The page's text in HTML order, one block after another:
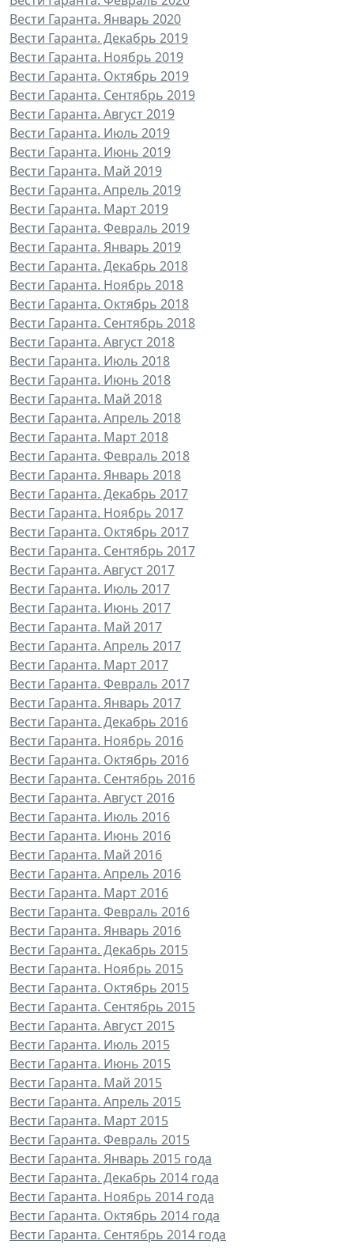
Вести Гаранта. Январь 2020
Вести Гаранта. Декабрь 2019
Вести Гаранта. Ноябрь 2019
Вести Гаранта. Октябрь 2019
Вести Гаранта. Сентябрь 2019
Вести Гаранта. Август 2019
Вести Гаранта. Июль 2019
Вести Гаранта. Июнь 2019
Вести Гаранта. Май 2019
Вести Гаранта. Апрель 2019
Вести Гаранта. Март 2019
Вести Гаранта. Февраль 2019
Вести Гаранта. Январь 2019
Вести Гаранта. Декабрь 2018
Вести Гаранта. Ноябрь 2018
Вести Гаранта. Октябрь 2018
Вести Гаранта. Сентябрь 2018
Вести Гаранта. Август 2018
Вести Гаранта. Июль 2018
Вести Гаранта. Июнь 2018
Вести Гаранта. Май 2018
Вести Гаранта. Апрель 2018
Вести Гаранта. Март 2018
Вести Гаранта. Февраль 2018
Вести Гаранта. Январь 2018
Вести Гаранта. Декабрь 2017
Вести Гаранта. Ноябрь 2017
Вести Гаранта. Октябрь 2017
Вести Гаранта. Сентябрь 2017
Вести Гаранта. Август 2017
Вести Гаранта. Июль 2017
Вести Гаранта. Июнь 2017
Вести Гаранта. Май 2017
Вести Гаранта. Апрель 2017
Вести Гаранта. Март 2017
Вести Гаранта. Февраль 2017
Вести Гаранта. Январь 2017
Вести Гаранта. Декабрь 2016
Вести Гаранта. Ноябрь 2016
Вести Гаранта. Октябрь 2016
Вести Гаранта. Сентябрь 2016
Вести Гаранта. Август 2016
Вести Гаранта. Июль 2016
Вести Гаранта. Июнь 2016
Вести Гаранта. Май 2016
Вести Гаранта. Апрель 2016
Вести Гаранта. Март 2016
Вести Гаранта. Февраль 2016
Вести Гаранта. Январь 2016
Вести Гаранта. Декабрь 2015
Вести Гаранта. Ноябрь 2015
Вести Гаранта. Октябрь 2015
Вести Гаранта. Сентябрь 2015
Вести Гаранта. Август 2015
Вести Гаранта. Июль 2015
Вести Гаранта. Июнь 2015
Вести Гаранта. Май 2015
Вести Гаранта. Апрель 2015
Вести Гаранта. Март 2015
Вести Гаранта. Февраль 2015
Вести Гаранта. Январь 2015 года
Вести Гаранта. Декабрь 2014 года
Вести Гаранта. Ноябрь 2014 года
Вести Гаранта. Октябрь 2014 года
Вести Гаранта. Сентябрь 2014 года